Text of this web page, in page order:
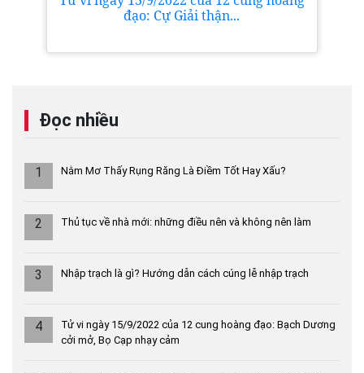
đạo: Cự Giải thận...
Đọc nhiều
1 Nằm Mơ Thấy Rụng Răng Là Điềm Tốt Hay Xấu?
2 Thủ tục về nhà mới: những điều nên và không nên làm
3 Nhập trạch là gì? Hướng dẫn cách cúng lễ nhập trạch
4
Tử vi ngày 15/9/2022 của 12 cung hoàng đạo: Bạch Dương
cởi mở, Bọ Cạp nhạy cảm